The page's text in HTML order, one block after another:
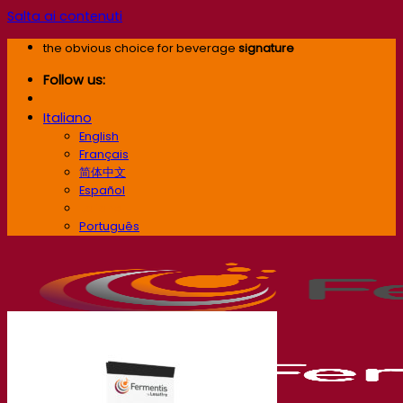
Salta ai contenuti
the obvious choice for beverage signature
Follow us:
Italiano
English
Français
简体中文
Español
Português